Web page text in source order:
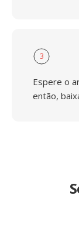
3
Espere o
então,